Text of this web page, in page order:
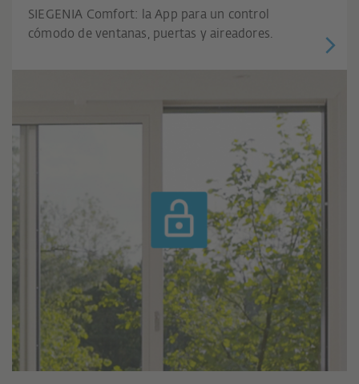
SIEGENIA Comfort: la App para un control
cómodo de ventanas, puertas y aireadores.